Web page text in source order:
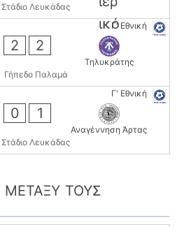
Στάδιο Λευκάδας
Γ' Εθνική
2 2
Τηλυκράτης
Γήπεδο Παλαμά
Γ' Εθνική
0 1
Αναγέννηση Άρτας
Στάδιο Λευκάδας
ΤΟΥΣ